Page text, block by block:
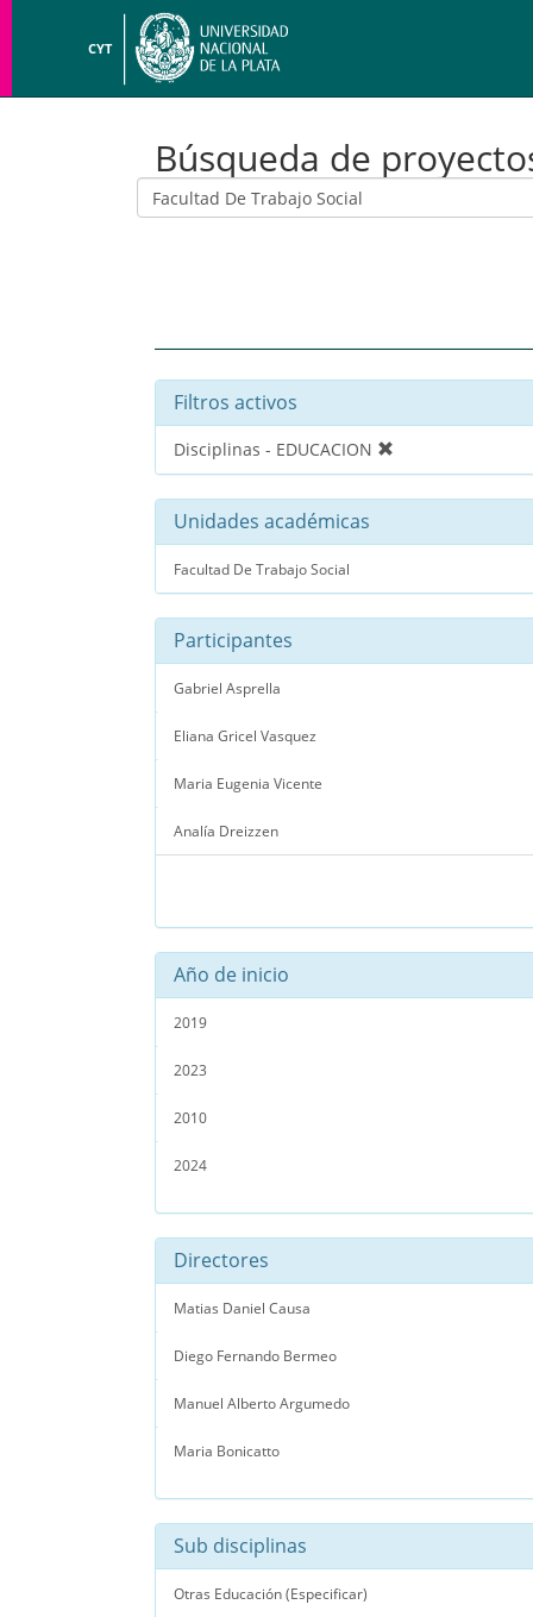
CYT
Búsqueda de
Filtros activos
Disciplinas - EDUCACION
Unidades académicas
Facultad De Trabajo Social
Participantes
Gabriel Asprella
Eliana Gricel Vasquez
Maria Eugenia Vicente
Analía Dreizzen
Año de inicio
2019
2023
2010
2024
Directores
Matias Daniel Causa
Diego Fernando Bermeo
Manuel Alberto Argumedo
Maria Bonicatto
Sub disciplinas
Otras Educación (Especificar)